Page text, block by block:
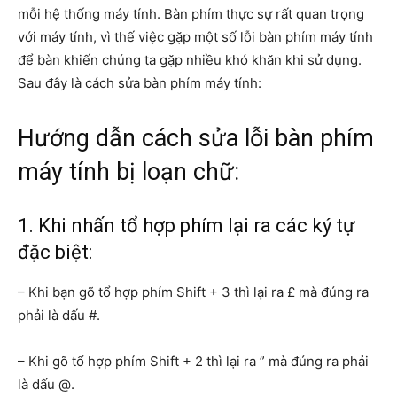
mỗi hệ thống máy tính. Bàn phím thực sự rất quan trọng
với máy tính, vì thế việc gặp một số lỗi bàn phím máy tính
để bàn khiến chúng ta gặp nhiều khó khăn khi sử dụng.
Sau đây là cách sửa bàn phím máy tính:
Hướng dẫn cách sửa lỗi bàn phím
máy tính bị loạn chữ:
1. Khi nhấn tổ hợp phím lại ra các ký tự
đặc biệt:
– Khi bạn gõ tổ hợp phím Shift + 3 thì lại ra £ mà đúng ra
phải là dấu #.
– Khi gõ tổ hợp phím Shift + 2 thì lại ra ” mà đúng ra phải
là dấu @.